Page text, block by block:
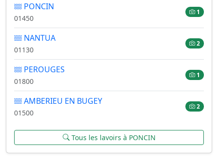
PONCIN
01450
1
NANTUA
01130
2
PEROUGES
01800
1
AMBERIEU EN BUGEY
01500
2
Tous les lavoirs à PONCIN